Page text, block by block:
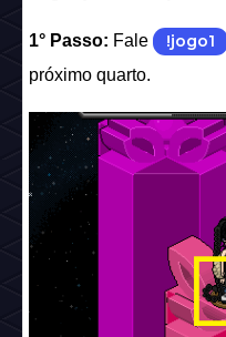
1° Passo: Fale !jogo1
próximo quarto.